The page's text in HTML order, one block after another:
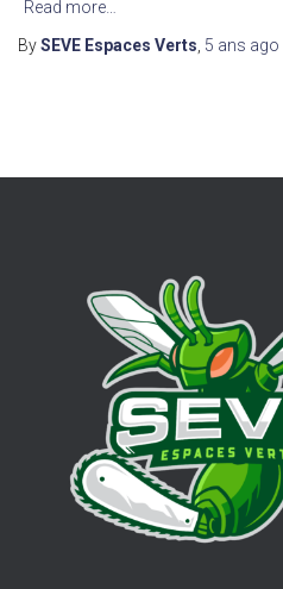
Read more…
BySEVE Espaces Verts 5 ans ago